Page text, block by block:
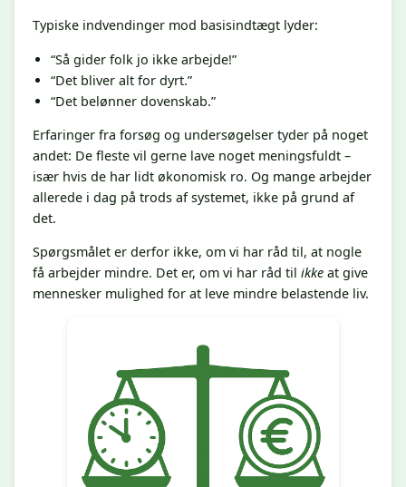
Typiske indvendinger mod basisindtægt lyder:
“Så gider folk jo ikke arbejde!”
“Det bliver alt for dyrt.”
“Det belønner dovenskab.”
Erfaringer fra forsøg og undersøgelser tyder på noget
andet: De fleste vil gerne lave noget meningsfuldt –
især hvis de har lidt økonomisk ro. Og mange arbejder
allerede i dag på trods af systemet, ikke på grund af
det.
Spørgsmålet er derfor ikke, om vi har råd til, at nogle
få arbejder mindre. Det er, om vi har råd til ikke at give
mennesker mulighed for at leve mindre belastende liv.